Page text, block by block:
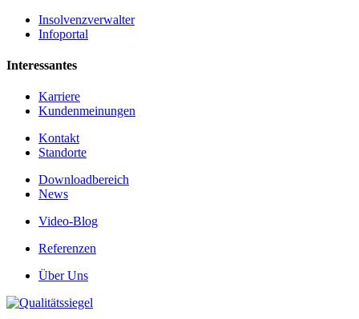
Insolvenzverwalter
Infoportal
Interessantes
Karriere
Kundenmeinungen
Kontakt
Standorte
Downloadbereich
News
Video-Blog
Referenzen
Über Uns